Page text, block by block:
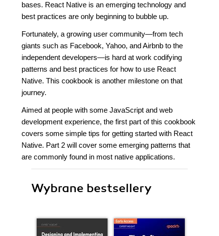
bases. React Native is an emerging technology and
best practices are only beginning to bubble up.
Fortunately, a growing user community—from tech
giants such as Facebook, Yahoo, and Airbnb to the
independent developers—is hard at work codifying
patterns and best practices for how to use React
Native. This cookbook is another milestone on that
journey.
Aimed at people with some JavaScript and web
development experience, the first part of this cookbook
covers some simple tips for getting started with React
Native. Part 2 will cover some emerging patterns that
are commonly found in most native applications.
Wybrane bestsellery